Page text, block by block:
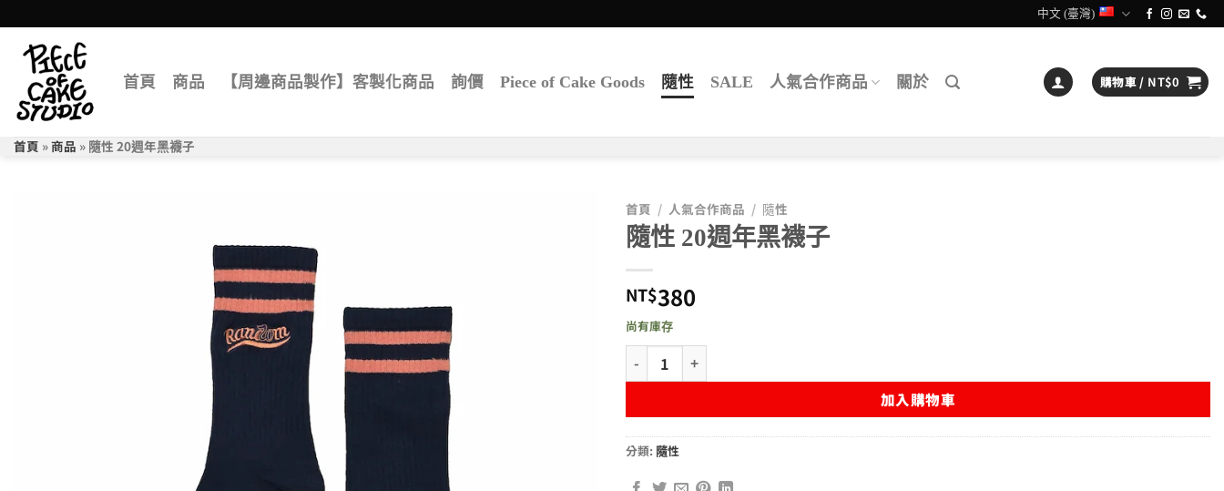
to
content
中文 (臺灣)
首頁 商品 【周邊商品製作】客製化商品 詢價 Piece of Cake Goods 隨性 SALE 人氣合作商品 關於 購物車 / NT$0
首頁 »商品 » 隨性 20週年黑襪子
首頁 / 人氣合作商品 / 隨性
隨性 20週年黑襪子
NT$380
尚有庫存
隨性 20週年黑襪子 數量
加入購物車
分類: 隨性